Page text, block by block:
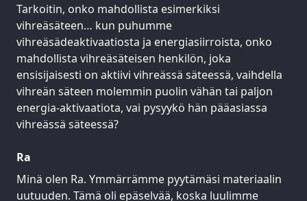
Tarkoitin, onko mahdollista esimerkiksi
vihreäsäteen… kun puhumme
vihreäsädeaktivaatiosta ja energiasiirroista, onko
mahdollista vihreäsäteisen henkilön, joka
ensisijaisesti on aktiivi vihreässä säteessä, vaihdella
vihreän säteen molemmin puolin vähän tai paljon
energia-aktivaatiota, vai pysyykö hän pääasiassa
vihreässä säteessä?
Ra
Minä olen Ra. Ymmärrämme pyytämäsi materiaalin
uutuuden. Tämä oli epäselvää, koska luulimme